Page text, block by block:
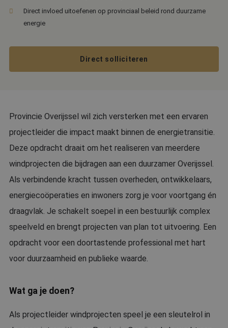
Direct invloed uitoefenen op provinciaal beleid rond duurzame
energie
Direct solliciteren
Provincie Overijssel wil zich versterken met een ervaren
projectleider die impact maakt binnen de energietransitie.
Deze opdracht draait om het realiseren van meerdere
windprojecten die bijdragen aan een duurzamer Overijssel.
Als verbindende kracht tussen overheden, ontwikkelaars,
energiecoöperaties en inwoners zorg je voor voortgang én
draagvlak. Je schakelt soepel in een bestuurlijk complex
speelveld en brengt projecten van plan tot uitvoering. Een
opdracht voor een doortastende professional met hart
voor duurzaamheid en publieke waarde.
Wat ga je doen?
Als projectleider windprojecten speel je een sleutelrol in